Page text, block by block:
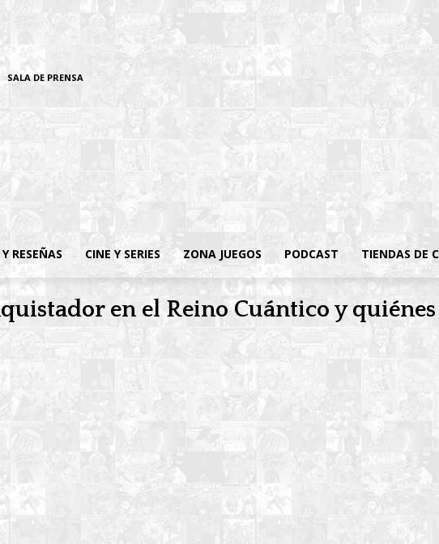
SALA DE PRENSA
RESEÑAS CINE Y SERIES ZONA JUEGOS PODCAST TIENDAS DE
en el Reino Cuántico y